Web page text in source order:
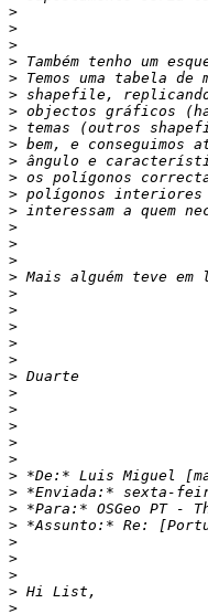
>
>
>
>
>
>
>
>
>
>
>
>
>
>
>
>
>
>
>
>
>
>
>
>
>
>
>
>
> *De:* Luis Miguel
>
>
>
>
>
>
>
>